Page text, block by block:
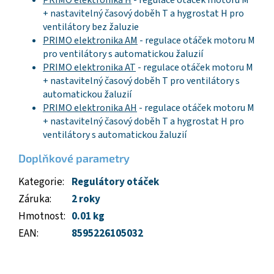
+ nastavitelný časový doběh T a hygrostat H pro
ventilátory bez žaluzie
PRIMO elektronika AM - regulace otáček motoru M
pro ventilátory s automatickou žaluzií
PRIMO elektronika AT - regulace otáček motoru M
+ nastavitelný časový doběh T pro ventilátory s
automatickou žaluzií
PRIMO elektronika AH - regulace otáček motoru M
+ nastavitelný časový doběh T a hygrostat H pro
ventilátory s automatickou žaluzií
Doplňkové parametry
Kategorie: Regulátory otáček
Záruka:
2 roky
Hmotnost: 0.01 kg
EAN: 8595226105032